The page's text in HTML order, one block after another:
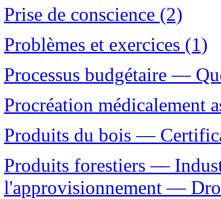
Prise de conscience (2)
Problèmes et exercices (1)
Processus budgétaire —
Procréation médicalement
Produits du bois —
Produits forestiers —
l'approvisionnement —